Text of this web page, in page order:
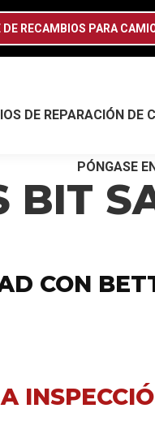
RECAMBIOS PARA
DE REPARACIÓN DE
PÓNGASE
BIT
CON
DE REPARACIÓN DE